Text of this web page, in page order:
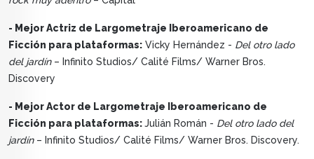
- Mejor Actriz de Largometraje Iberoamericano de
Ficción para plataformas: Vicky Hernández - Del otro lado
del jardín– Infinito Studios/ Calité Films/ Warner Bros.
Discovery
- Mejor Actor de Largometraje Iberoamericano de
Ficción para plataformas:Julián Román - Del otro lado del
jardín– Infinito Studios/ Calité Films/ Warner Bros. Discovery.